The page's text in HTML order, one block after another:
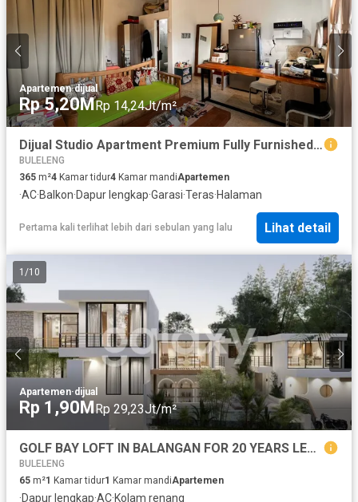
Apartemen·dijual
Rp 5,20MRp 14,24Jt/m²
Dijual Studio Apartment Premium Fully Furnished Rooftop View Laut dan Sawah Area Seseh Munggu
BULELENG
365 m²4 Kamar tidur4 Kamar mandiApartemen
·AC·Balkon·Dapur lengkap·Garasi·Teras·Halaman
Pertama kali terlihat lebih dari sebulan yang lalu Lihat detail
1 /10
Apartemen·dijual
Rp 1,90MRp 29,23Jt/m²
GOLF BAY LOFT IN BALANGAN FOR 20 YEARS LEASEHOLD
BULELENG
65 m²1 Kamar tidur1 Kamar mandiApartemen
·Dapur lengkap·AC·Kolam renang